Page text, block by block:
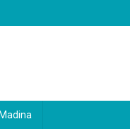
Madina